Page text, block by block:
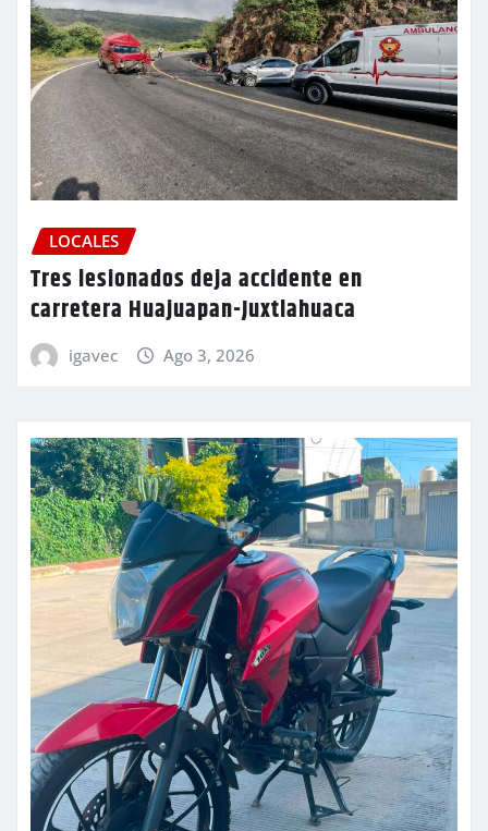
LOCALES
Tres lesionados deja accidente en
carretera Huajuapan-Juxtlahuaca
igavec Ago 3, 2026